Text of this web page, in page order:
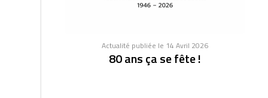
Actualité publiée le 14 Avril 2026
80 ans ça se fête !